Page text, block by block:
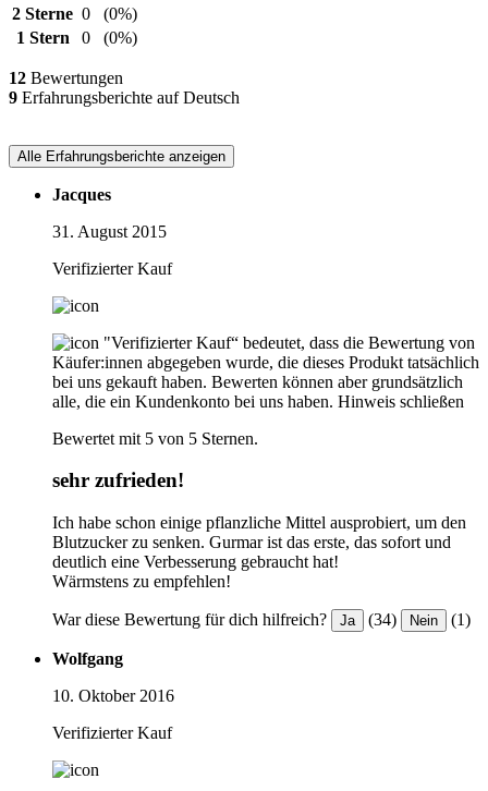
2 Sterne 0
(0%)
1 Stern
0 (0%)
12 Bewertungen
9 Erfahrungsberichte auf Deutsch
Alle Erfahrungsberichte anzeigen
Jacques
31. August 2015
Verifizierter Kauf
"Verifizierter Kauf“ bedeutet, dass die Bewertung von
Käufer:innen abgegeben wurde, die dieses Produkt tatsächlich
bei uns gekauft haben. Bewerten können aber grundsätzlich
alle, die ein Kundenkonto bei uns haben. Hinweis schließen
Bewertet mit 5 von 5 Sternen.
sehr zufrieden!
Ich habe schon einige pflanzliche Mittel ausprobiert, um den
Blutzucker zu senken. Gurmar ist das erste, das sofort und
deutlich eine Verbesserung gebraucht hat!
Wärmstens zu empfehlen!
War diese Bewertung für dich hilfreich? Ja (34) Nein (1)
Wolfgang
10. Oktober 2016
Verifizierter Kauf